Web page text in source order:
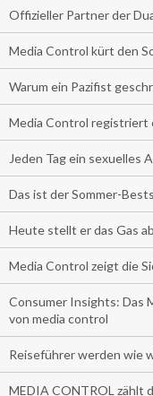
Offizieller Partner der
Media Control kürt den
Warum ein Pazifist
Media Control registriert
Jeden Tag ein sexuelles
Das ist der Sommer-
Heute stellt er das Gas
Media Control zeigt die
Consumer Insights: Das
von media control
Reiseführer werden wie
MEDIA CONTROL zählt